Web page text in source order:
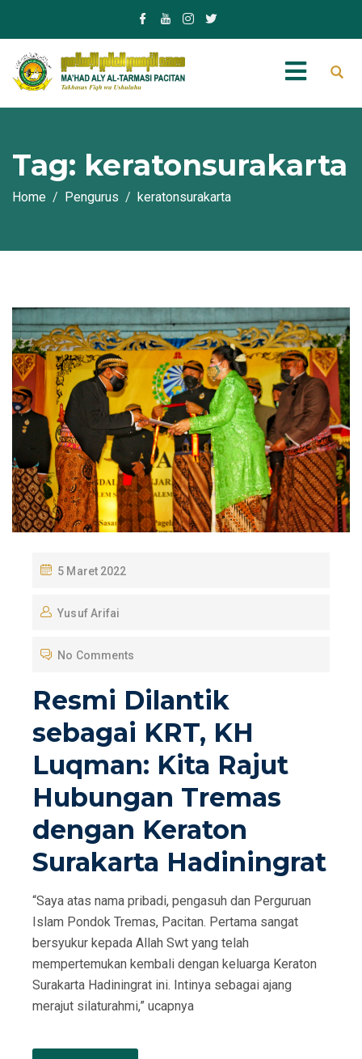
Tag: keratonsurakarta
Home Pengurus keratonsurakarta
P
S
E
O
N
5 Maret 2022
Yusuf Arifai
No Comments
Resmi Dilantik
sebagai KRT, KH
Luqman: Kita Rajut
Hubungan Tremas
dengan Keraton
Surakarta Hadiningrat
“Saya atas nama pribadi, pengasuh dan Perguruan
Islam Pondok Tremas, Pacitan. Pertama sangat
bersyukur kepada Allah Swt yang telah
mempertemukan kembali dengan keluarga Keraton
Surakarta Hadiningrat ini. Intinya sebagai ajang
merajut silaturahmi,” ucapnya